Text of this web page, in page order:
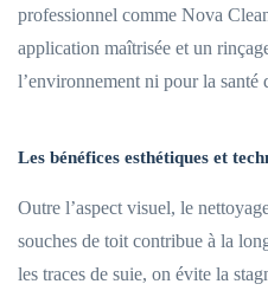
professionnel comme Nova
application maîtrisée et un
l’environnement ni pour la santé
Les bénéfices esthétiques et
Outre l’aspect visuel, le
souches de toit contribue à la
les traces de suie, on évite la